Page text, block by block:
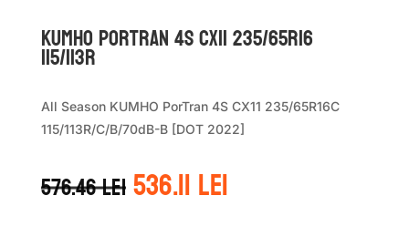
Kumho PORTRAN 4S CX11 235/65R16
115/113R
All Season KUMHO PorTran 4S CX11 235/65R16C
115/113R/C/B/70dB-B [DOT 2022]
576.46leiPrețul
inițial
536.11leiPrețul
curent